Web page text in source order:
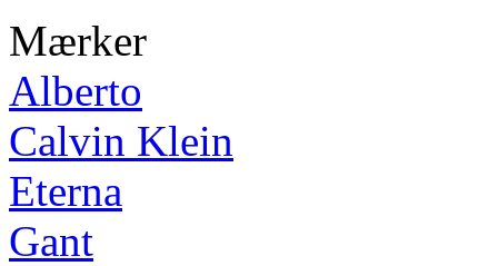
Mærker
Alberto
Calvin Klein
Eterna
Gant